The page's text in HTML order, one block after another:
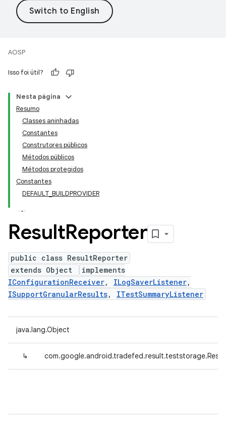
AOSP
Isso foi útil?
Nesta página
Resumo
Classes aninhadas
Constantes
Construtores públicos
Métodos públicos
Métodos protegidos
Constantes
DEFAULT_BUILDPROVIDER
ResultReporter
public class ResultReporter
extends Object
implements
IConfigurationReceiver, ILogSaverListener,
ISupportGranularResults, ITestSummaryListener
java.lang.Object
↳